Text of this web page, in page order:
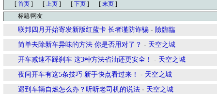
[ 首页 ] [ 上页 ] [ 下页 ] [ 末页 ]
标题/网友
联邦四月开始寄发新版红蓝卡 长者谨防诈骗 - 險臨臨
简单去除新车异味的方法 你是否用对了？ - 天空之城
开车减速不踩刹车 这3种方法省油还更安全！ - 天空之城
夜间开车有这5条技巧 新手快点看过来！ - 天空之城
遇到车辆自燃怎么办？听听老司机的说法 - 天空之城